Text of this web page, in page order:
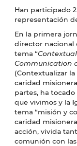
Han participado
representación
En la primera
director nacional
tema “
Communication
(Contextualizar
caridad
partes, ha
que vivimos y la
tema “misión y
caridad
acción, vivida
comunión con